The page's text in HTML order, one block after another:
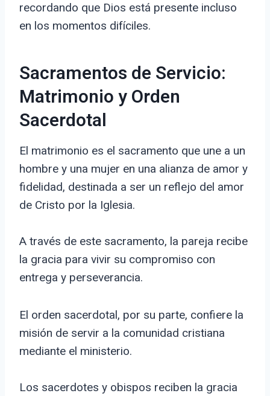
recordando que Dios está presente incluso
en los momentos difíciles.
Sacramentos de Servicio:
Matrimonio y Orden
Sacerdotal
El matrimonio es el sacramento que une a un
hombre y una mujer en una alianza de amor y
fidelidad, destinada a ser un reflejo del amor
de Cristo por la Iglesia.
A través de este sacramento, la pareja recibe
la gracia para vivir su compromiso con
entrega y perseverancia.
El orden sacerdotal, por su parte, confiere la
misión de servir a la comunidad cristiana
mediante el ministerio.
Los sacerdotes y obispos reciben la gracia